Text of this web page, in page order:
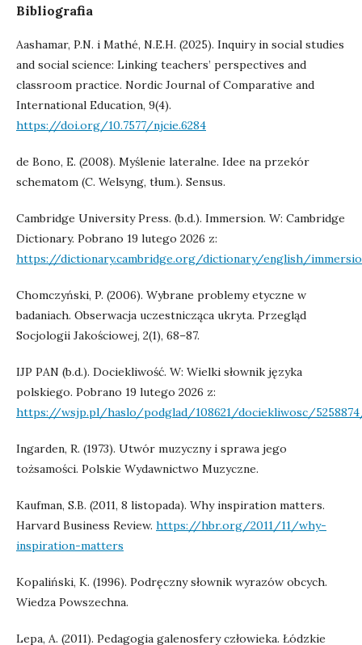
Bibliografia
Aashamar, P.N. i Mathé, N.E.H. (2025). Inquiry in social studies
and social science: Linking teachers’ perspectives and
classroom practice. Nordic Journal of Comparative and
International Education, 9(4).
https://doi.org/10.7577/njcie.6284
de Bono, E. (2008). Myślenie lateralne. Idee na przekór
schematom (C. Welsyng, tłum.). Sensus.
Cambridge University Press. (b.d.). Immersion. W: Cambridge
Dictionary. Pobrano 19 lutego 2026 z:
https://dictionary.cambridge.org/dictionary/english/
Chomczyński, P. (2006). Wybrane problemy etyczne w
badaniach. Obserwacja uczestnicząca ukryta. Przegląd
Socjologii Jakościowej, 2(1), 68–87.
IJP PAN (b.d.). Dociekliwość. W: Wielki słownik języka
polskiego. Pobrano 19 lutego 2026 z:
https://wsjp.pl/haslo/podglad/108621/dociekliwosc/
Ingarden, R. (1973). Utwór muzyczny i sprawa jego
tożsamości. Polskie Wydawnictwo Muzyczne.
Kaufman, S.B. (2011, 8 listopada). Why inspiration matters.
Harvard Business Review. https://hbr.org/2011/11/why-
inspiration-matters
Kopaliński, K. (1996). Podręczny słownik wyrazów obcych.
Wiedza Powszechna.
Lepa, A. (2011). Pedagogia galenosfery człowieka. Łódzkie